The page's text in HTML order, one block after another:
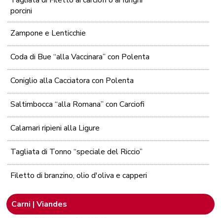
porcini
Zampone e Lenticchie
Coda di Bue “alla Vaccinara” con Polenta
Coniglio alla Cacciatora con Polenta
Saltimbocca “alla Romana” con Carciofi
Calamari ripieni alla Ligure
Tagliata di Tonno “speciale del Riccio”
Filetto di branzino, olio d'oliva e capperi
Carni | Viandes